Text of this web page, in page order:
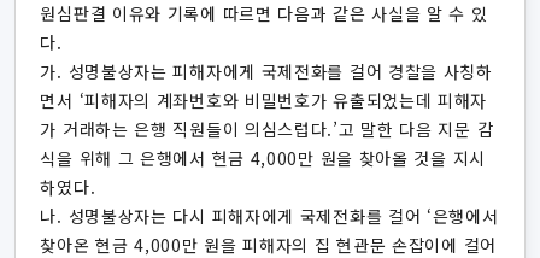
원심판결 이유와 기록에 따르면 다음과 같은 사실을 알 수 있
다.
가. 성명불상자는 피해자에게 국제전화를 걸어 경찰을 사칭하
면서 ‘피해자의 계좌번호와 비밀번호가 유출되었는데 피해자
가 거래하는 은행 직원들이 의심스럽다.’고 말한 다음 지문 감
식을 위해 그 은행에서 현금 4,000만 원을 찾아올 것을 지시
하였다.
나. 성명불상자는 다시 피해자에게 국제전화를 걸어 ‘은행에서
찾아온 현금 4,000만 원을 피해자의 집 현관문 손잡이에 걸어